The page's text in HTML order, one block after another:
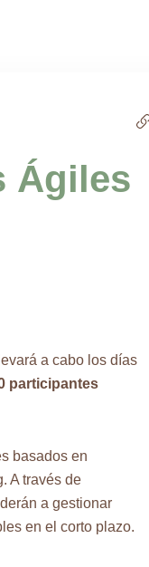
Ágiles
a cabo los días
participantes
basados en
A través de
a gestionar
en el corto plazo.